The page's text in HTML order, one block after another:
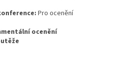
Pro ocenění
ocenění